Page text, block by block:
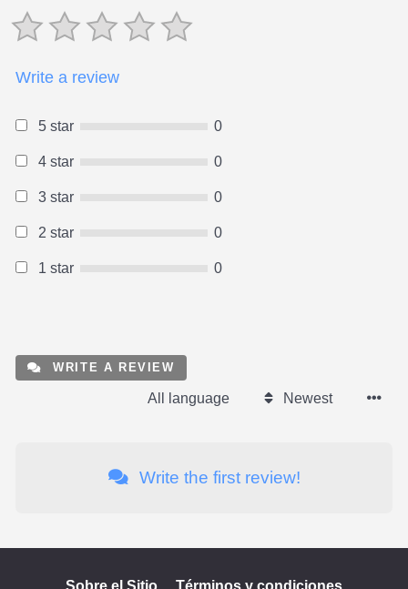
Write a review
5 star 0
4 star 0
3 star 0
2 star 0
1 star 0
WRITE A REVIEW
All language Newest
Write the first review!
Sobre el Sitio Términos y condiciones